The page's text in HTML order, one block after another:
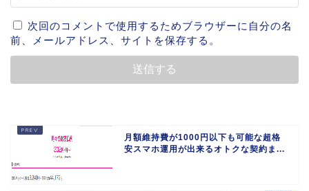
次回のコメントで使用するためブラウザーに自分の名
前、メールアドレス、サイトを保存する。
月額維持費が1000円以下も可能な超格
安スマホ運用が出来るオトクな契約ま...